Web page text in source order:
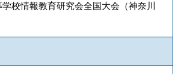
校情報教育研究会全国大会（神奈川